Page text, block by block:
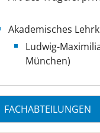
Akademisches
Ludwig-
München)
FACHABTEILUNGEN